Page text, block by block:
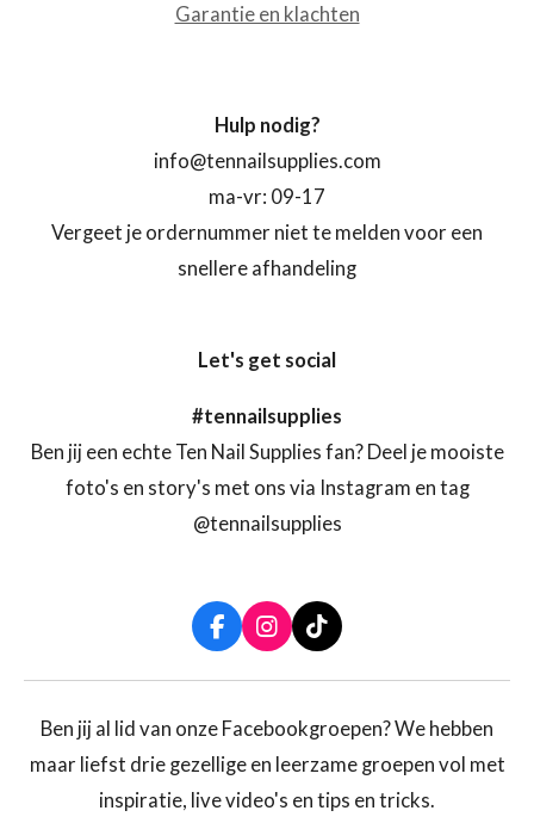
Garantie en klachten
Hulp nodig?
info@tennailsupplies.com
ma-vr: 09-17
Vergeet je ordernummer niet te melden voor een
snellere afhandeling
Let's get social
#tennailsupplies
Ben jij een echte Ten Nail Supplies fan? Deel je mooiste
foto's en story's met ons via Instagram en tag
@tennailsupplies
F
a
c
b
o
k
I
n
s
a
r
a
T
i
k
o
Ben jij al lid van onze Facebookgroepen? We hebben
maar liefst drie gezellige en leerzame groepen vol met
inspiratie, live video's en tips en tricks.